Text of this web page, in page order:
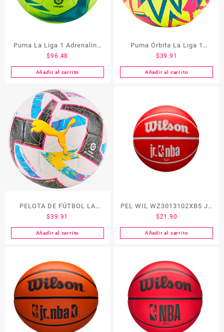
Puma La Liga 1 Adrenalina
FQP
$96.48
Añadir al carrito
Puma Órbita La Liga 1
Hybrid
$39.91
Añadir al carrito
PELOTA DE FÚTBOL LA
LIGA 1 ORBITA HYBRID
$39.91
Añadir al carrito
PEL WIL WZ3013102XB5 JR
NBA DRV FAM #5
$21.90
Añadir al carrito